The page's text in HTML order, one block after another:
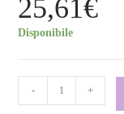
25,61€
Disponibile
- +